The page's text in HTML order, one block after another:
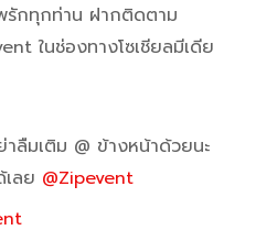
กทุกท่าน ฝากติดตาม
ในช่องทางโซเชียลมีเดีย
ลืมเติม @ ข้างหน้าด้วยนะ
ลย @Zipevent